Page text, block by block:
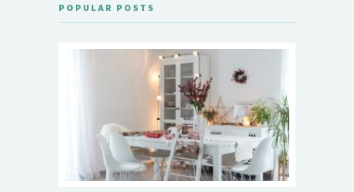
POPULAR POSTS